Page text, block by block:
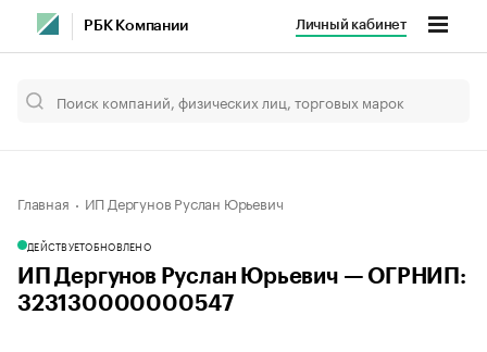
РБК Компании Личный кабинет
Главная ИП Дергунов Руслан Юрьевич
ДЕЙСТВУЕТОБНОВЛЕНО
ИП Дергунов Руслан Юрьевич — ОГРНИП:
323130000000547